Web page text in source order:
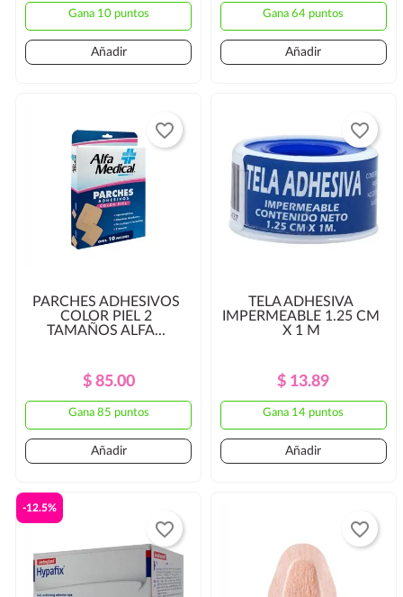
Gana 10 puntos
Añadir
Gana 64 puntos
Añadir
PARCHES ADHESIVOS
COLOR PIEL 2
TAMAÑOS ALFA...
Precio
Regular
Precio
$ 85.00
Gana 85 puntos
Añadir
favorite_border
TELA ADHESIVA
IMPERMEABLE 1.25 CM
X 1 M
Precio
Regular
Precio
$ 13.89
Gana 14 puntos
Añadir
favorite_border
-12.5%
favorite_border favorite_border